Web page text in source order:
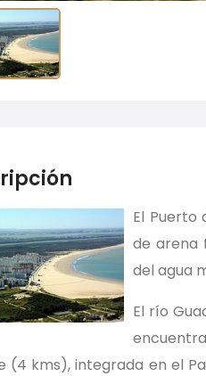
El Puerto
de arena
del agua
El río
(4 kms), integrada en el